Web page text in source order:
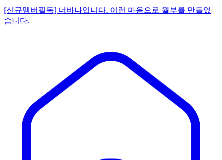
[신규멤버필독] 너바나입니다. 이런 마음으로 월부를 만들었
습니다.